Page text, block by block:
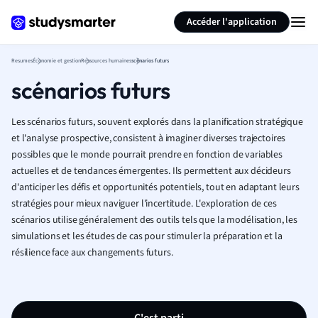
Accéder l'application
ResumesÉconomie et gestionRessources humainesscénarios futurs
scénarios futurs
Les scénarios futurs, souvent explorés dans la planification stratégique
et l'analyse prospective, consistent à imaginer diverses trajectoires
possibles que le monde pourrait prendre en fonction de variables
actuelles et de tendances émergentes. Ils permettent aux décideurs
d'anticiper les défis et opportunités potentiels, tout en adaptant leurs
stratégies pour mieux naviguer l'incertitude. L'exploration de ces
scénarios utilise généralement des outils tels que la modélisation, les
simulations et les études de cas pour stimuler la préparation et la
résilience face aux changements futurs.
Résumer la page